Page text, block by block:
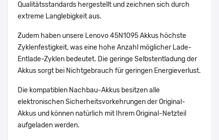
Qualitätsstandards hergestellt und zeichnen sich durch
extreme Langlebigkeit aus.
Zudem haben unsere Lenovo 45N1095 Akkus höchste
Zyklenfestigkeit, was eine hohe Anzahl möglicher Lade-
Entlade-Zyklen bedeutet. Die geringe Selbstentladung der
Akkus sorgt bei Nichtgebrauch für geringen Energieverlust.
Die kompatiblen Nachbau-Akkus besitzen alle
elektronischen Sicherheitsvorkehrungen der Original-
Akkus und können natürlich mit Ihrem Original-Netzteil
aufgeladen werden.